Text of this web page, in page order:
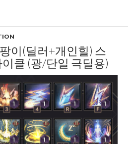
세팅 및 파밍 계획 가이드 (PVE기준, 버
이(딜러+개인힐) 스
이클 (광/단일 극딜용)